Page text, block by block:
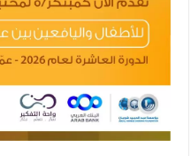
عارف بيك